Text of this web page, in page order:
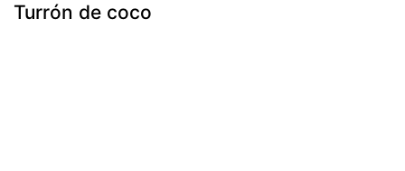
Turrón de coco